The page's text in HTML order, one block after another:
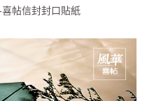
帖信封封口貼紙